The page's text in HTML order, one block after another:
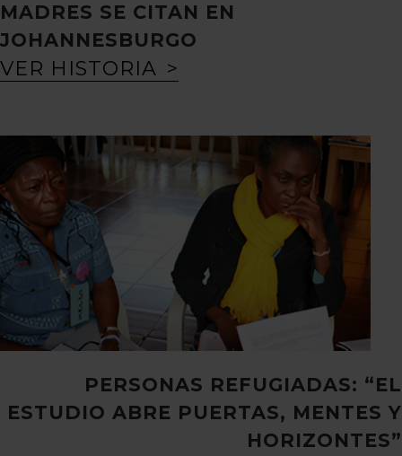
MADRES SE CITAN EN
JOHANNESBURGO
VER HISTORIA
PERSONAS REFUGIADAS: “EL
ESTUDIO ABRE PUERTAS, MENTES Y
HORIZONTES”